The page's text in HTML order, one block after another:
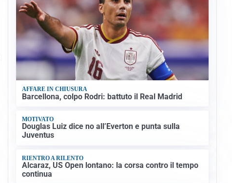
AFFARE IN CHIUSURA
Barcellona, colpo Rodri: battuto il Real Madrid
MOTIVATO
Douglas Luiz dice no all’Everton e punta sulla
Juventus
RIENTRO A RILENTO
Alcaraz, US Open lontano: la corsa contro il tempo
continua